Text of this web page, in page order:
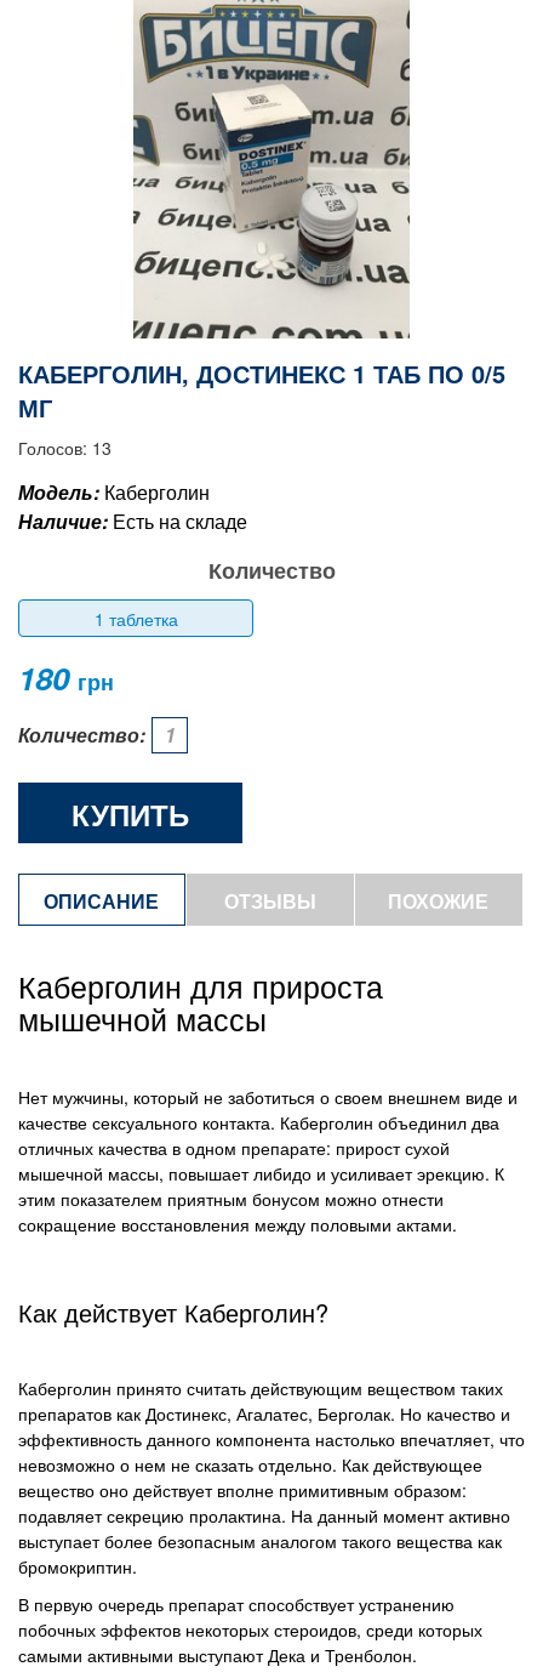
КАБЕРГОЛИН, ДОСТИНЕКС 1 ТАБ ПО 0/5
МГ
Голосов: 13
Модель: Каберголин
Наличие: Есть на складе
Количество
1 таблетка
180 грн
Количество:
КУПИТЬ
ОПИСАНИЕ ОТЗЫВЫ
ПОХОЖИЕ
Каберголин для прироста
мышечной массы
Нет мужчины, который не заботиться о своем внешнем виде и
качестве сексуального контакта. Каберголин объединил два
отличных качества в одном препарате: прирост сухой
мышечной массы, повышает либидо и усиливает эрекцию. К
этим показателем приятным бонусом можно отнести
сокращение восстановления между половыми актами.
Как действует Каберголин?
Каберголин принято считать действующим веществом таких
препаратов как Достинекс, Агалатес, Берголак. Но качество и
эффективность данного компонента настолько впечатляет, что
невозможно о нем не сказать отдельно. Как действующее
вещество оно действует вполне примитивным образом:
подавляет секрецию пролактина. На данный момент активно
выступает более безопасным аналогом такого вещества как
бромокриптин.
В первую очередь препарат способствует устранению
побочных эффектов некоторых стероидов, среди которых
самыми активными выступают Дека и Тренболон.